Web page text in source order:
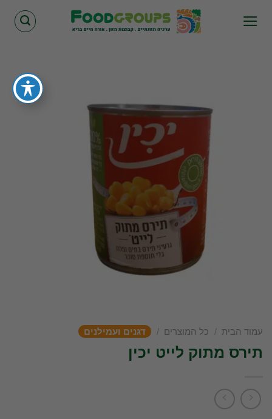
עמוד הבית / כל המוצרים / דגנים ועמילנים
תירס מתוק לייט יכין